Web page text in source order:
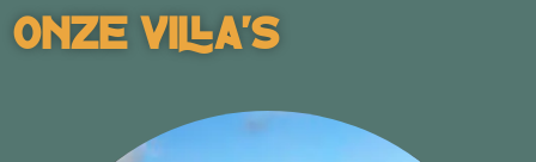
Onze Villa's